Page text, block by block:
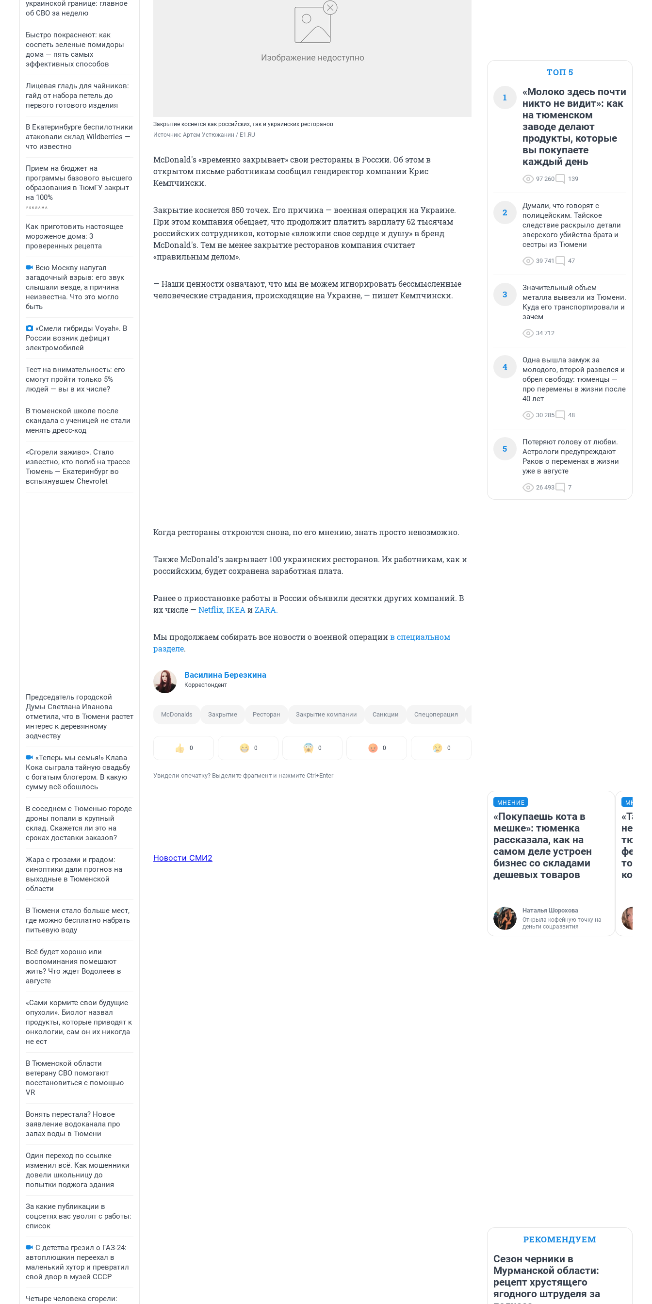
украинской границе: главное
об СВО за неделю
Быстро покраснеют: как
соспеть зеленые помидоры
дома — пять самых
эффективных способов
Лицевая гладь для чайников:
гайд от набора петель до
первого готового изделия
В Екатеринбурге беспилотники
атаковали склад Wildberries —
что известно
Прием на бюджет на
программы базового высшего
образования в ТюмГУ закрыт
на 100%
Как приготовить настоящее
мороженое дома: 3
проверенных рецепта
Всю Москву напугал
загадочный взрыв: его звук
слышали везде, а причина
неизвестна. Что это могло
быть
«Смели гибриды Voyah». В
России возник дефицит
электромобилей
Тест на внимательность: его
смогут пройти только 5%
людей — вы в их числе?
В тюменской школе после
скандала с ученицей не стали
менять дресс-код
«Сгорели заживо». Стало
известно, кто погиб на трассе
Тюмень — Екатеринбург во
вспыхнувшем Chevrolet
Председатель городской
Думы Светлана Иванова
отметила, что в Тюмени растет
интерес к деревянному
зодчеству
«Теперь мы семья!» Клава
Кока сыграла тайную свадьбу
с богатым блогером. В какую
сумму всё обошлось
В соседнем с Тюменью городе
дроны попали в крупный
склад. Скажется ли это на
сроках доставки заказов?
Жара с грозами и градом:
синоптики дали прогноз на
выходные в Тюменской
области
В Тюмени стало больше мест,
где можно бесплатно набрать
питьевую воду
Всё будет хорошо или
воспоминания помешают
жить? Что ждет Водолеев в
августе
«Сами кормите свои будущие
опухоли». Биолог назвал
продукты, которые приводят к
онкологии, сам он их никогда
не ест
В Тюменской области
ветерану СВО помогают
восстановиться с помощью
VR
Вонять перестала? Новое
заявление водоканала про
запах воды в Тюмени
Один переход по ссылке
изменил всё. Как мошенники
довели школьницу до
попытки поджога здания
За какие публикации в
соцсетях вас уволят с работы:
список
С детства грезил о ГАЗ-24:
автоплюшкин переехал в
маленький хутор и превратил
свой двор в музей СССР
Четыре человека сгорели:
Закрытие коснется как российских, так и украинских ресторанов
Источник: Артем Устюжанин / E1.RU
McDonald's «временно закрывает» свои рестораны в России. Об этом в
открытом письме работникам сообщил гендиректор компании Крис
Кемпчински.
Закрытие коснется 850 точек. Его причина — военная операция на Украине.
При этом компания обещает, что продолжит платить зарплату 62 тысячам
российских сотрудников, которые «вложили свое сердце и душу» в бренд
McDonald's. Тем не менее закрытие ресторанов компания считает
«правильным делом».
— Наши ценности означают, что мы не можем игнорировать бессмысленные
человеческие страдания, происходящие на Украине, — пишет Кемпчински.
Когда рестораны откроются снова, по его мнению, знать просто невозможно.
Также McDonald's закрывает 100 украинских ресторанов. Их работникам, как и
российским, будет сохранена заработная плата.
Ранее о приостановке работы в России объявили десятки других компаний. В
их числе — Netflix,IKEA иZARA.
Мы продолжаем собирать все новости о военной операциив специальном
разделе.
Василина Березкина
Корреспондент
McDonalds Закрытие Ресторан Закрытие компании Санкции Спецоперация
0 0 0 0 0
Увидели опечатку? Выделите фрагмент и нажмите Ctrl+Enter
Новости СМИ2
ТОП 5
1
«Молоко здесь почти
никто не видит»: как
на тюменском
заводе делают
продукты, которые
вы покупаете
каждый день
97 260 139
2
Думали, что говорят с
полицейским. Тайское
следствие раскрыло детали
зверского убийства брата и
сестры из Тюмени
39 741 47
3
Значительный объем
металла вывезли из Тюмени.
Куда его транспортировали и
зачем
34 712
4
Одна вышла замуж за
молодого, второй развелся и
обрел свободу: тюменцы —
про перемены в жизни после
40 лет
30 285 48
5
Потеряют голову от любви.
Астрологи предупреждают
Раков о переменах в жизни
уже в августе
26 493 7
МНЕНИЕ
«Покупаешь кота в
мешке»: тюменка
рассказала, как на
самом деле устроен
бизнес со складами
дешевых товаров
Наталья Шорохова
Открыла кофейную точку на
деньги соцразвития
не
РЕКОМЕНДУЕМ
Сезон черники в
Мурманской области:
рецепт хрустящего
ягодного штруделя за